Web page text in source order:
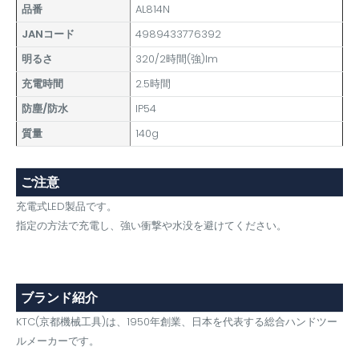
品番
AL814N
JANコード
4989433776392
明るさ
320/2時間(強)lm
充電時間
2.5時間
防塵/防水
IP54
質量
140g
ご注意
充電式LED製品です。
指定の方法で充電し、強い衝撃や水没を避けてください。
ブランド紹介
KTC(京都機械工具)は、1950年創業、日本を代表する総合ハンドツー
ルメーカーです。